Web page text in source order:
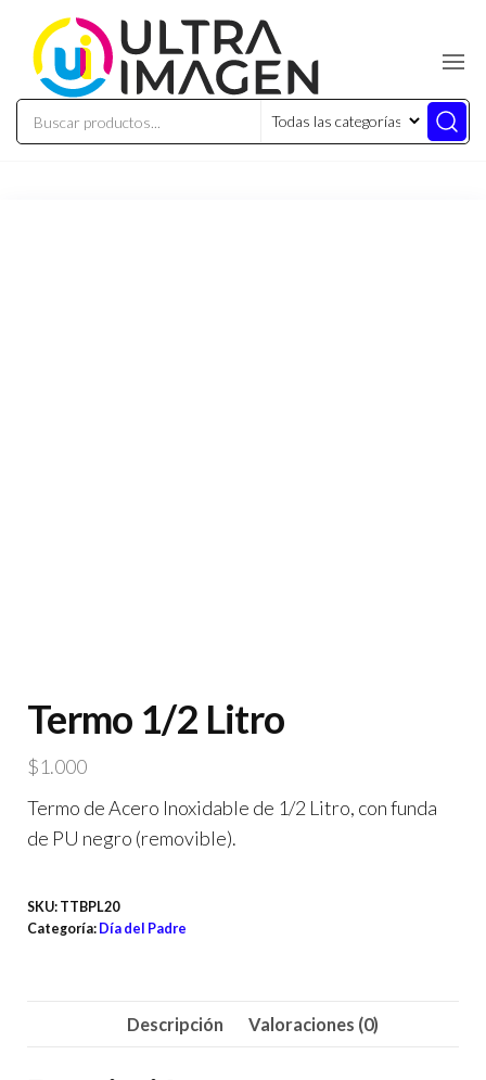
Termo 1/2 Litro
$1.000
Termo de Acero Inoxidable de 1/2 Litro, con funda
de PU negro (removible).
SKU: TTBPL20
Categoría: Día del Padre
Descripción Valoraciones (0)